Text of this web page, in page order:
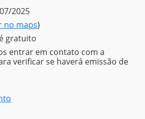
2025
no maps)
é gratuito
entrar em contato com a
verificar se haverá emissão de